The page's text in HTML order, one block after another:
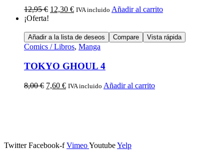
12,95€ 12,30 € IVA incluido Añadir al carrito
¡Oferta!
Añadir a la lista de deseos Compare Vista rápida
Comics / Libros, Manga
TOKYO GHOUL 4
8,00€ 7,60 € IVA incluido Añadir al carrito
Twitter Facebook-f VimeoYoutubeYelp